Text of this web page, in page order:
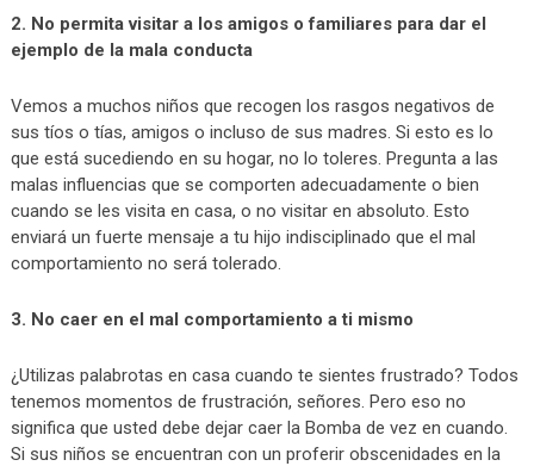
2. No permita visitar a los amigos o familiares para dar el
ejemplo de la mala conducta
Vemos a muchos niños que recogen los rasgos negativos de
sus tíos o tías, amigos o incluso de sus madres. Si esto es lo
que está sucediendo en su hogar, no lo toleres. Pregunta a las
malas influencias que se comporten adecuadamente o bien
cuando se les visita en casa, o no visitar en absoluto. Esto
enviará un fuerte mensaje a tu hijo indisciplinado que el mal
comportamiento no será tolerado.
3. No caer en el mal comportamiento a ti mismo
¿Utilizas palabrotas en casa cuando te sientes frustrado? Todos
tenemos momentos de frustración, señores. Pero eso no
significa que usted debe dejar caer la Bomba de vez en cuando.
Si sus niños se encuentran con un proferir obscenidades en la